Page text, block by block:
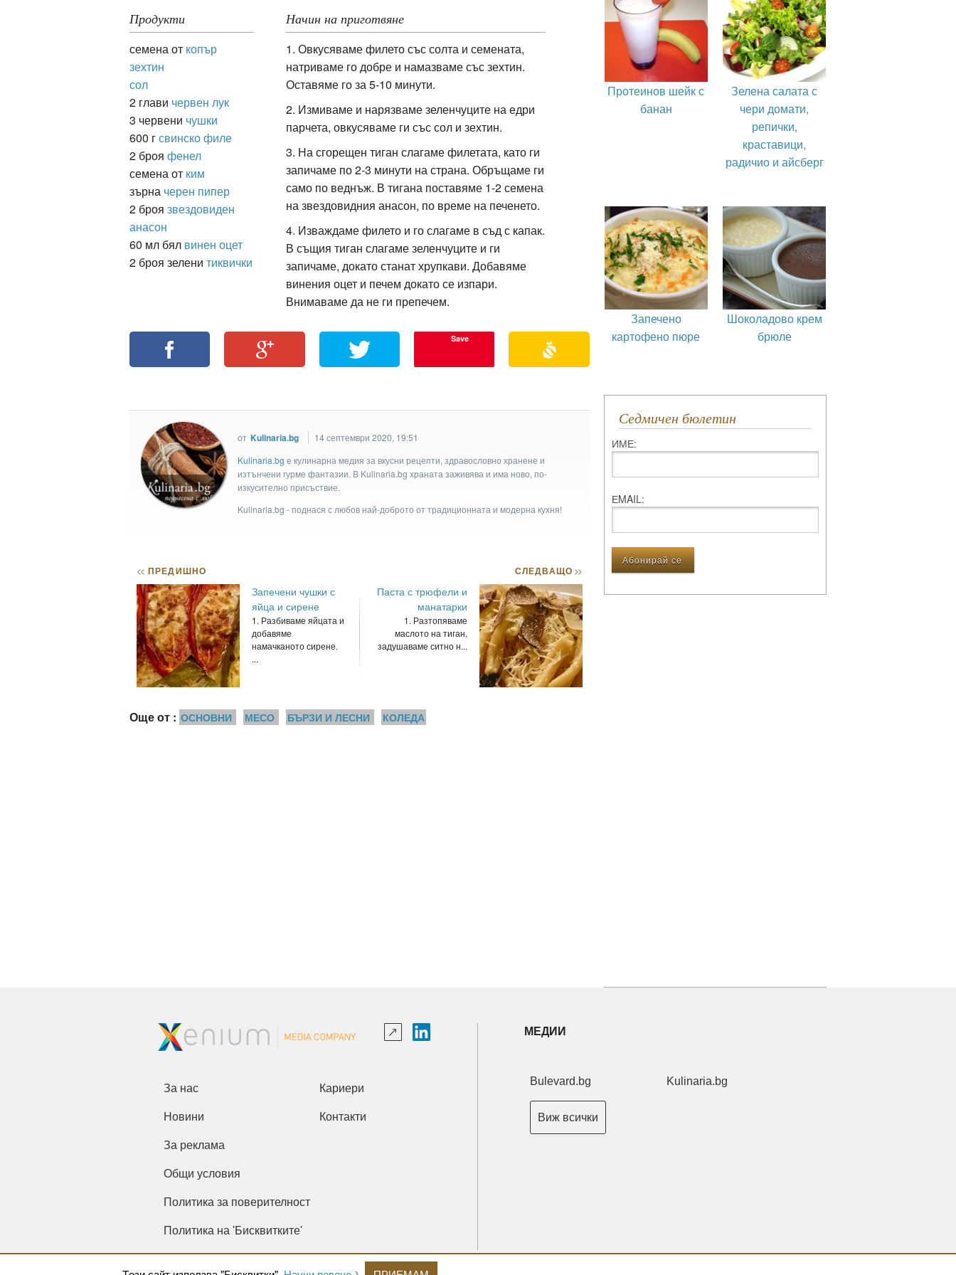
Продукти
семена от копър
зехтин
сол
2 глави червен лук
3 червени чушки
600 гсвинско филе
2 броя фенел
семена от ким
зърна черен пипер
2 броя звездовиден
анасон
60 мл бял винен оцет
2 броя зелени тиквички
Начин на приготвяне
1. Овкусяваме филето със солта и семената,
натриваме го добре и намазваме със зехтин.
Оставяме го за 5-10 минути.
2. Измиваме и нарязваме зеленчуците на едри
парчета, овкусяваме ги със сол и зехтин.
3. На сгорещен тиган слагаме филетата, като ги
запичаме по 2-3 минути на страна. Обръщаме ги
само по веднъж. В тигана поставяме 1-2 семена
на звездовидния анасон, по време на печенето.
4. Изваждаме филето и го слагаме в съд с капак.
В същия тиган слагаме зеленчуците и ги
запичаме, докато станат хрупкави. Добавяме
винения оцет и печем докато се изпари.
Внимаваме да не ги препечем.
Save
от Kulinaria.bg
14 септември 2020, 19:51
Kulinaria.bg e кулинарна медия за вкусни рецепти, здравословно хранене и
изтънчени гурме фантазии. В Kulinaria.bg храната заживява и има ново, по-
изкусително присъствие.
Kulinaria.bg - поднася с любов най-доброто от традиционната и модерна кухня!
<< ПРЕДИШНО
Запечени чушки с
яйца и сирене
1. Разбиваме яйцата и
добавяме
намачканото сирене.
...
СЛЕДВАЩО>>
Паста с трюфели и
манатарки
1. Разтопяваме
маслото на тиган,
задушаваме ситно н...
Още от : ОСНОВНИ МЕСО БЪРЗИ И ЛЕСНИ КОЛЕДА
Протеинов шейк с
банан
Зелена салата с
чери домати,
репички,
краставици,
радичио и айсберг
Запечено
картофено пюре
Шоколадово крем
брюле
Седмичен бюлетин
ИМЕ:
ЕMAIL:
За нас Кариери
Новини Контакти
За реклама
Общи условия
Политика за поверителност
Политика на 'Бисквитките'
МЕДИИ
Bulevard.bg Kulinaria.bg
Виж всички
Copyright © 2026 Ксениум ООД. Всички права запазени.